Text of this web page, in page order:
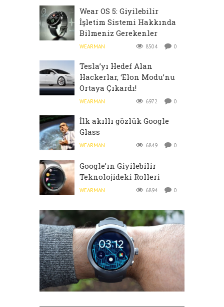
Wear OS 5: Giyilebilir
İşletim Sistemi Hakkında
Bilmeniz Gerekenler
WEARMAN 8504 0
Tesla’yı Hedef Alan
Hackerlar, ‘Elon Modu’nu
Ortaya Çıkardı!
WEARMAN 6972 0
İlk akıllı gözlük Google
Glass
WEARMAN 6849 0
Google’ın Giyilebilir
Teknolojideki Rolleri
WEARMAN 6894 0